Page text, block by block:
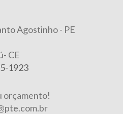
Agostinho - PE
CE
1923
orçamento!